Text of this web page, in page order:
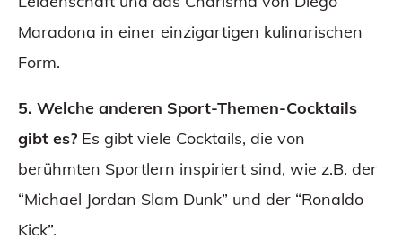
Maradona in einer einzigartigen kulinarischen
Form.
5. Welche anderen Sport-Themen-Cocktails
gibt es? Es gibt viele Cocktails, die von
berühmten Sportlern inspiriert sind, wie z.B. der
“Michael Jordan Slam Dunk” und der “Ronaldo
Kick”.